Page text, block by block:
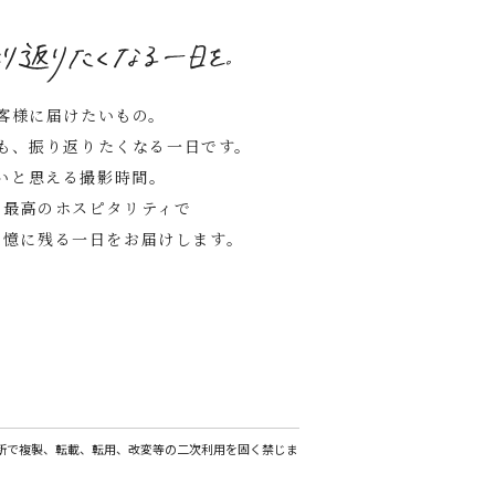
様に届けたいもの。
振り返りたくなる一日です。
と思える撮影時間。
高のホスピタリティで
に残る一日をお届けします。
複製、転載、転用、改変等の二次利用を固く禁じま